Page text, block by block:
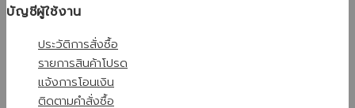
บัญชีผู้ใช้งาน
ประวัติการสั่งซื้อ
รายการสินค้าโปรด
แจ้งการโอนเงิน
ติดตามคำสั่งซื้อ